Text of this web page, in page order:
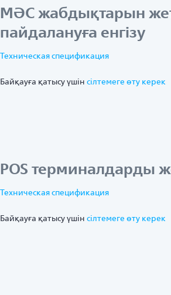
МӘС жабдықтарын
пайдалануға енгізу
Техническая спецификация
Байқауға қатысу үшін ciлтемеге өту керек
POS терминалдарды
Техническая спецификация
Байқауға қатысу үшін ciлтемеге өту керек